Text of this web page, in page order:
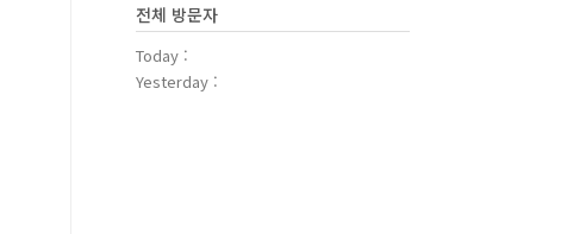
전체 방문자
Today :
Yesterday :